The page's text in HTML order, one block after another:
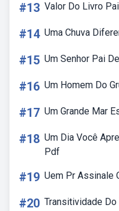
#13 Valor Do Livro
#14 Uma Chuva
#15 Um Senhor Pai
#16 Um Homem Do
#17 Um Grande Mar
#18 Um Dia Você
Pdf
#19 Uem Pr Assinale
#20 Transitividade